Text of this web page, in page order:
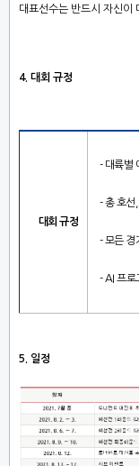
대표선수는 반드시 자신이
4. 대회 규정
대회 규정
- 대륙별
-총 호선
-모든 경
- AI 프로
5. 일정